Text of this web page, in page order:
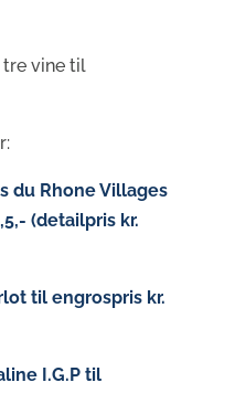
tre vine til
du Rhone Villages
(detailpris kr.
til engrospris kr.
I.G.P til